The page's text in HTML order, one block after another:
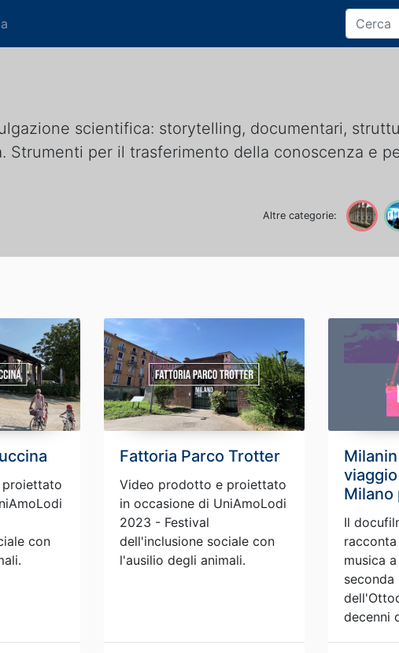
scientifica: storytelling, documentari,
per il trasferimento della conoscenza e
Altre categorie:
con
Fattoria Parco Trotter
Video prodotto e proiettato
in occasione di UniAmoLodi
2023 - Festival
dell'inclusione sociale con
l'ausilio degli animali.
Milano
Il
musica
seconda
decenni